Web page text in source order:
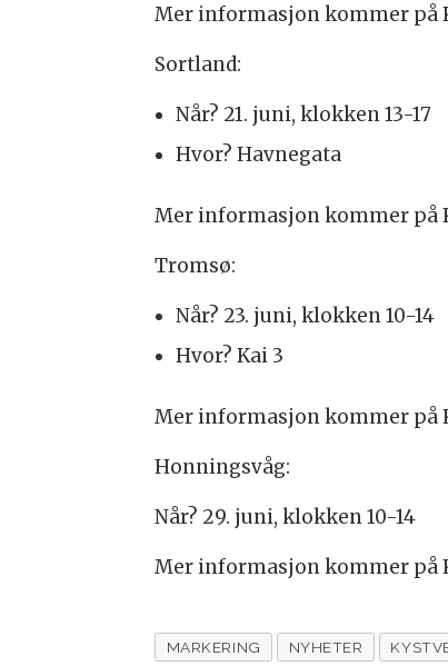
Mer informasjon kommer på
Sortland:
Når? 21. juni, klokken 13-17
Hvor? Havnegata
Mer informasjon kommer på
Tromsø:
Når? 23. juni, klokken 10-14
Hvor? Kai 3
Mer informasjon kommer på
Honningsvåg:
Når? 29. juni, klokken 10-14
Mer informasjon kommer på
MARKERING NYHETER